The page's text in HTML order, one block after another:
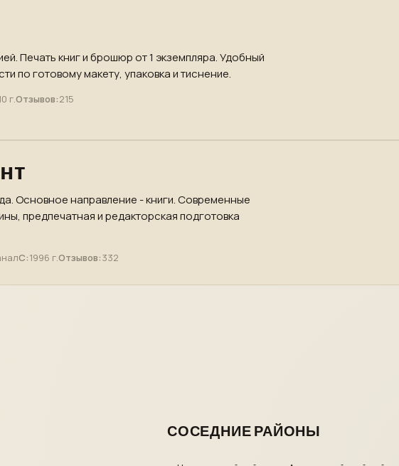
Печать книг и брошюр от 1 экземпляра. Удобный
по готовому макету, упаковка и тиснение.
г.Отзывов:215
Основное направление - книги. Современные
предпечатная и редакторская подготовка
С:1996 г.Отзывов:332
СОСЕДНИЕ РАЙОНЫ